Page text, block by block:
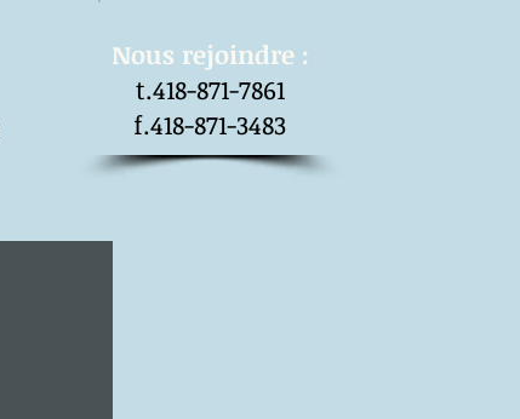
​Nous rejoindre :
t.418-871-7861
f.418-871-3483